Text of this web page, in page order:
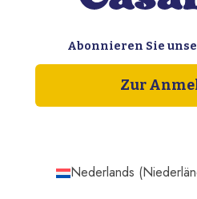
Abonnieren Sie
Zur
Nederlands (